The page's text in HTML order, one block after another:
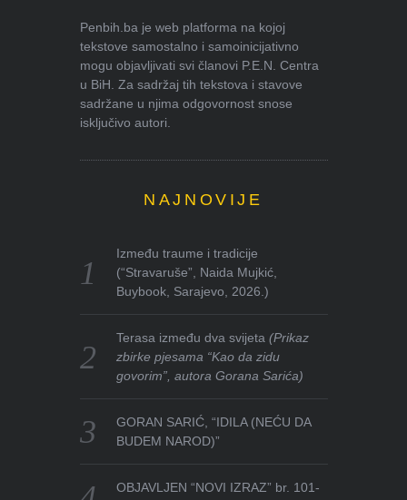
Penbih.ba je web platforma na kojoj
tekstove samostalno i samoinicijativno
mogu objavljivati svi članovi P.E.N. Centra
u BiH. Za sadržaj tih tekstova i stavove
sadržane u njima odgovornost snose
isključivo autori.
NAJNOVIJE
Između traume i tradicije
(“Stravaruše”, Naida Mujkić,
Buybook, Sarajevo, 2026.)
Terasa između dva svijeta(Prikaz
zbirke pjesama “Kao da zidu
govorim”, autora Gorana Sarića)
GORAN SARIĆ, “IDILA (NEĆU DA
BUDEM NAROD)”
OBJAVLJEN “NOVI IZRAZ” br. 101-